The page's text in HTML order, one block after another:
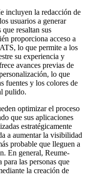
incluyen la redacción de
usuarios a generar
resaltan sus
proporciona acceso a
lo que permite a los
su experiencia y
avances previas de
lo que
fuentes y los colores de
pulido.
optimizar el proceso
que sus aplicaciones
estratégicamente
a aumentar la visibilidad
probable que lleguen a
En general, Reume-
las personas que
la creación de